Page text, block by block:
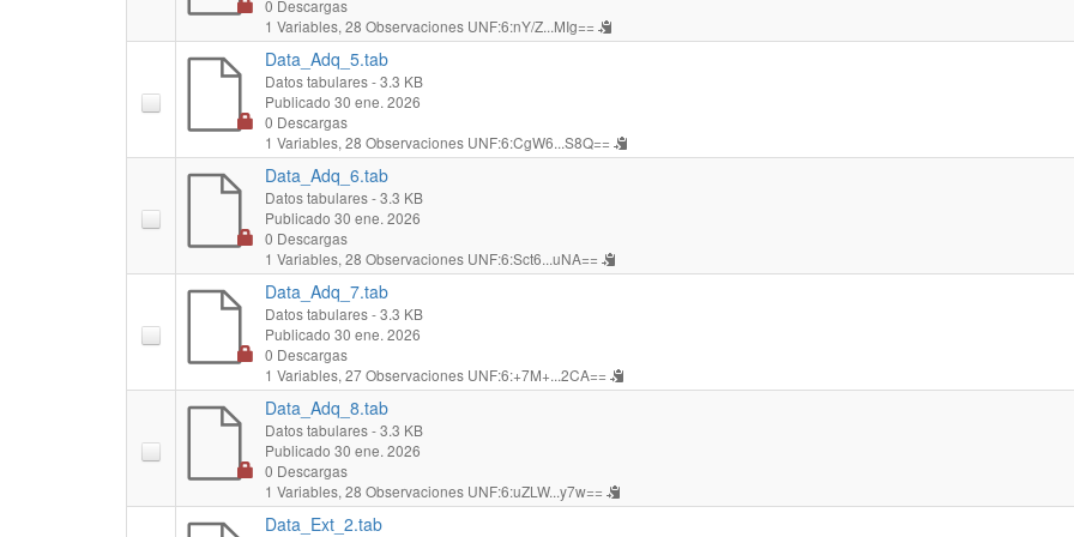
0 Descargas
1 Variables, 28 Observaciones UNF:6:nY/Z...MIg==
Data_Adq_5.tab
Datos tabulares- 3.3 KB
Publicado 30 ene. 2026
0 Descargas
1 Variables, 28 Observaciones UNF:6:CgW6...S8Q==
Data_Adq_6.tab
Datos tabulares- 3.3 KB
Publicado 30 ene. 2026
0 Descargas
1 Variables, 28 Observaciones UNF:6:Sct6...uNA==
Data_Adq_7.tab
Datos tabulares- 3.3 KB
Publicado 30 ene. 2026
0 Descargas
1 Variables, 27 Observaciones UNF:6:+7M+...2CA==
Data_Adq_8.tab
Datos tabulares- 3.3 KB
Publicado 30 ene. 2026
0 Descargas
1 Variables, 28 Observaciones UNF:6:uZLW...y7w==
Data_Ext_2.tab